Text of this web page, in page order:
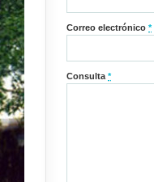
Correo electrónico*
Consulta*